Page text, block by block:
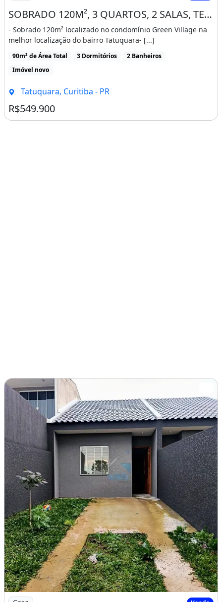
SOBRADO 120M², 3 QUARTOS, 2 SALAS, TERRAÇO, D 750K POR 550.MIL, CONDOMINIO GREEN
- Sobrado 120m² localizado no condomínio Green Village na
melhor localização do bairro Tatuquara- [...]
90m² de Área Total 3 Dormitórios
2 Banheiros
Imóvel novo
Tatuquara, Curitiba - PR
R$549.900
Imagem: Casa com àtico, com dois quartos à venda